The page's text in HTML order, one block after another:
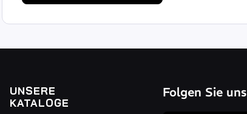
UNSERE
KATALOGE
Folgen Sie uns